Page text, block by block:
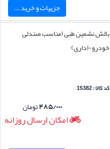
جزییات و خرید ...
بالش نشمین طبی (مناسب صندلی
خودرو-اداری)
کد کالا : 15382
۴۸۵/۰۰۰تومان
امکان ارسال روزانه